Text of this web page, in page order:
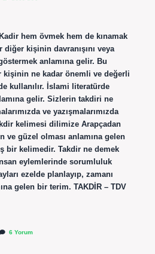
hem övmek hem de kınamak
kişinin davranışını veya
anlamına gelir. Bu
kişinin ne kadar önemli ve değerli
kullanılır. İslami literatürde
gelir. Sizlerin takdiri ne
ve yazışmalarımızda
kelimesi dilimize Arapçadan
güzel olması anlamına gelen
bir kelimedir. Takdir ne demek
eylemlerinde sorumluluk
ezelde planlayıp, zamanı
gelen bir terim. TAKDİR – TDV
6 Yorum